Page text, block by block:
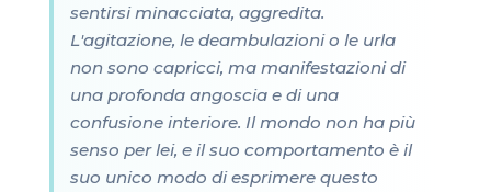
sentirsi minacciata, aggredita.
L'agitazione, le deambulazioni o le urla
non sono capricci, ma manifestazioni di
una profonda angoscia e di una
confusione interiore. Il mondo non ha più
senso per lei, e il suo comportamento è il
suo unico modo di esprimere questo